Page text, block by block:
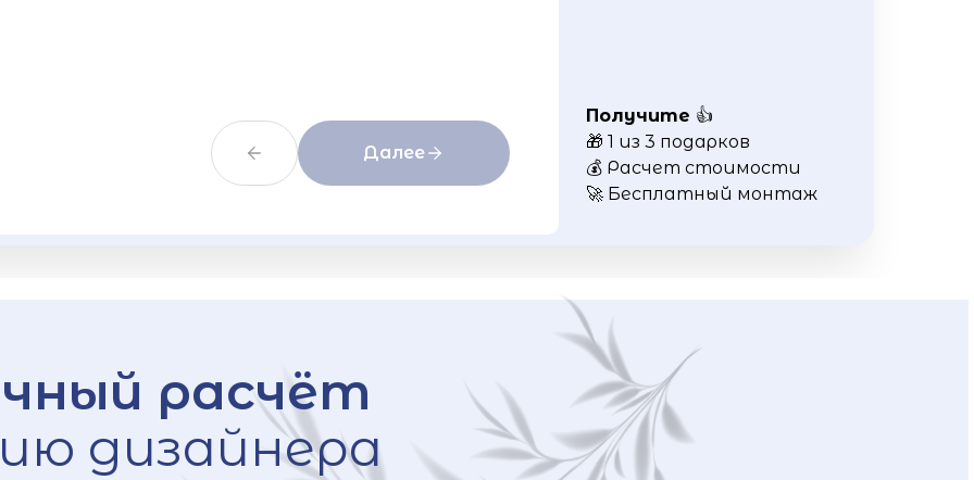
Получите 👍
🎁 1 из 3 подарков
💰 Расчет стоимости
🚀 Бесплатный монтаж
Далее
расчёт
дизайнера